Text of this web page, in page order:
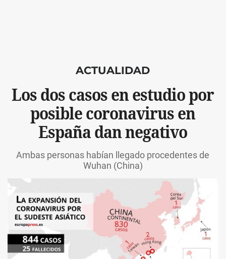
ACTUALIDAD
Los dos casos en estudio por
posible coronavirus en
España dan negativo
Ambas personas habían llegado procedentes de
Wuhan (China)